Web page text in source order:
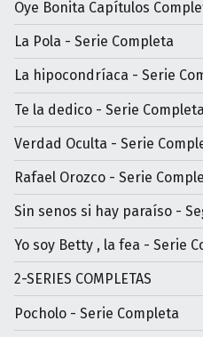
Oye Bonita Capítulos
La Pola - Serie Completa
La hipocondríaca - Serie
Te la dedico - Serie Completa
Verdad Oculta - Serie
Rafael Orozco - Serie
Sin senos si hay paraíso -
Yo soy Betty , la fea - Serie
2-SERIES COMPLETAS
Pocholo - Serie Completa